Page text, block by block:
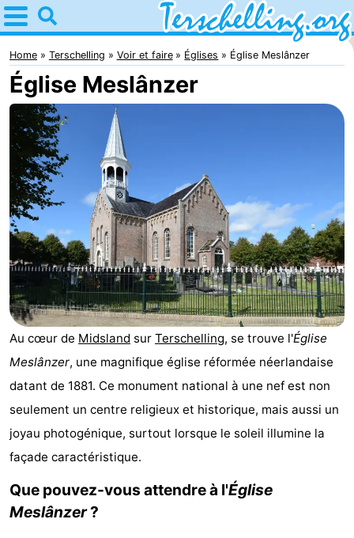
Home
Terschelling
Astuces
Avec
les
enfants
Villages
Nature
Passer
la
nuit
Appartements
-
Elements
-
West
Résidence
Terschelling
-
Strandappartementen
West
Terschelling
-
Tjermelân
Campings
Chambre
Home Terschelling Voir et faire Églises Église Meslânzer
Église Meslânzer
Au cœur de Midsland sur Terschelling, se trouve l'Église
Meslânzer, une magnifique église réformée néerlandaise
datant de 1881. Ce monument national à une nef est non
seulement un centre religieux et historique, mais aussi un
joyau photogénique, surtout lorsque le soleil illumine la
façade caractéristique.
Que pouvez-vous attendre à l'Église
Meslânzer?